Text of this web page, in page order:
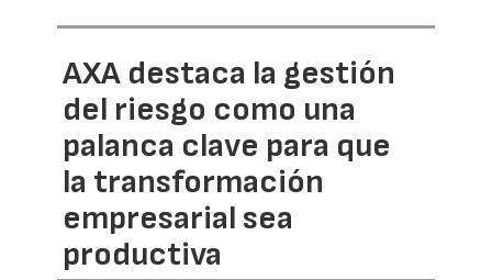
AXA destaca la gestión
del riesgo como una
palanca clave para que
la transformación
empresarial sea
productiva